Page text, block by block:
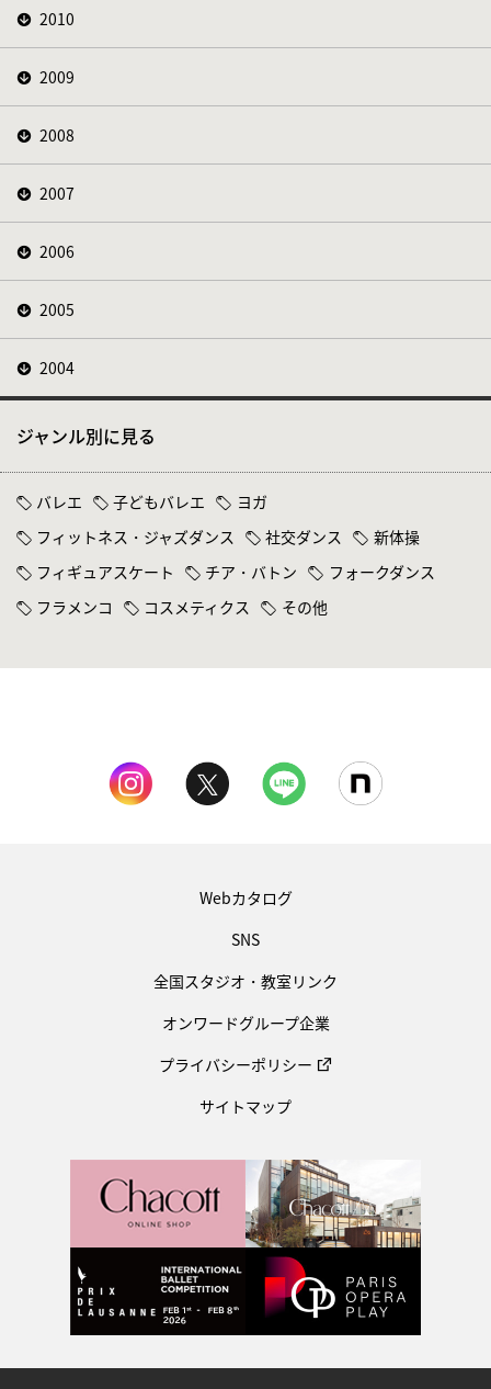
2010
2009
2008
2007
2006
2005
2004
ジャンル別に見る
バレエ 子どもバレエ
ヨガ
フィットネス・ジャズダンス
社交ダンス
新体操
フィギュアスケート
チア・バトン
フォークダンス
フラメンコ
コスメティクス その他
Webカタログ
SNS
全国スタジオ・教室リンク
オンワードグループ企業
プライバシーポリシー
サイトマップ